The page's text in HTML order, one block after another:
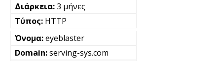
3 μήνες
HTTP
eyeblaster
serving-sys.com